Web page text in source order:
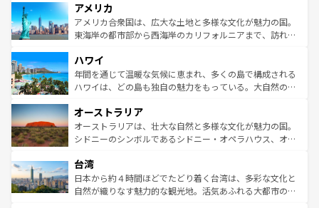
ンツ一覧を参照してほしい。
の建物がそのまま残る町や、スイスならではのユニークな
博物館もあり、アルプス観光だけでなく町歩きも満喫する
ことができる。国民の所得が高いため物価も高いが、旅行
ば市内交通費無料で観光を楽しむこともできる。 なお、新
着のスイス情報はコンテンツ一覧 を参照してほしい。
アメリカ
アメリカ合衆国は、広大な土地と多様な文化が魅力の国。
東海岸の都市部から西海岸のカリフォルニアまで、訪れる
のような巨大都市は、観光、ショッピング、エンターテイ
ンメントが詰まった刺激的なスポットだ。一方、アメリカ
西部には大自然が広がり、グランドキャニオンやイエロー
部のニューオーリンズでは、音楽と美食が融合した独特の
文化が魅力。旅行者はアメリカの各地域で異なる魅力を楽
しみながら、その多様性と豊かな歴史を感じることができ
ならではの贅沢な旅のスタイルだ。 なお、新着のアメリカ
情報はコンテンツ一覧を参照してほしい。
ハワイ
年間を通じて温暖な気候に恵まれ、多くの島で構成される
ハワイは、どの島も独自の魅力をもっている。大自然の神
ワイ島は見逃せない。また、定番の観光地といえばオアフ
島だが、静かな自然を求めるならマウイ島やカウアイ島が
おすすめ。エメラルドグリーンに輝く海をはじめ、豊かな
れるおもてなしの心で訪れる人々を迎えてくれるハワイの
人々、おいしいローカルフードやハワイアンミュージッ
ク、伝統的なフラダンスなど、すべてがハワイの魅力を彩
オーストラリア
オーストラリアは、壮大な自然と多様な文化が魅力の国。
シドニーのシンボルであるシドニー・オペラハウス、オー
リアリーフや大陸中央部にそびえるウルル（エアーズロッ
ク）、タスマニアの美しい原生林やケアンズの熱帯雨林な
ど、見どころがたくさん。また、カフェやワイン、オージ
台湾
日本から約４時間ほどでたどり着く台湾は、多彩な文化と
自然が織りなす魅力的な観光地。活気あふれる大都市の台